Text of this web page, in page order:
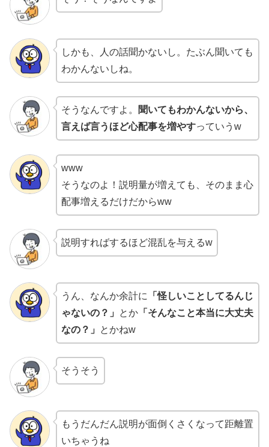
しかも、人の話聞かないし。たぶん聞いても
わかんないしね。
そうなんですよ。
聞いてもわかんないから、
言えば言うほど心配事を増やすっていうw
www
そうなのよ！説明量が増えても、そのまま心
配事増えるだけだからww
説明すればするほど混乱を与えるw
うん、なんか余計に 「怪しいことしてるんじ
ゃないの？」
とか「そんなこと本当に大丈夫
なの？」
とかねw
そうそう
もうだんだん説明が面倒くさくなって距離置
いちゃうね